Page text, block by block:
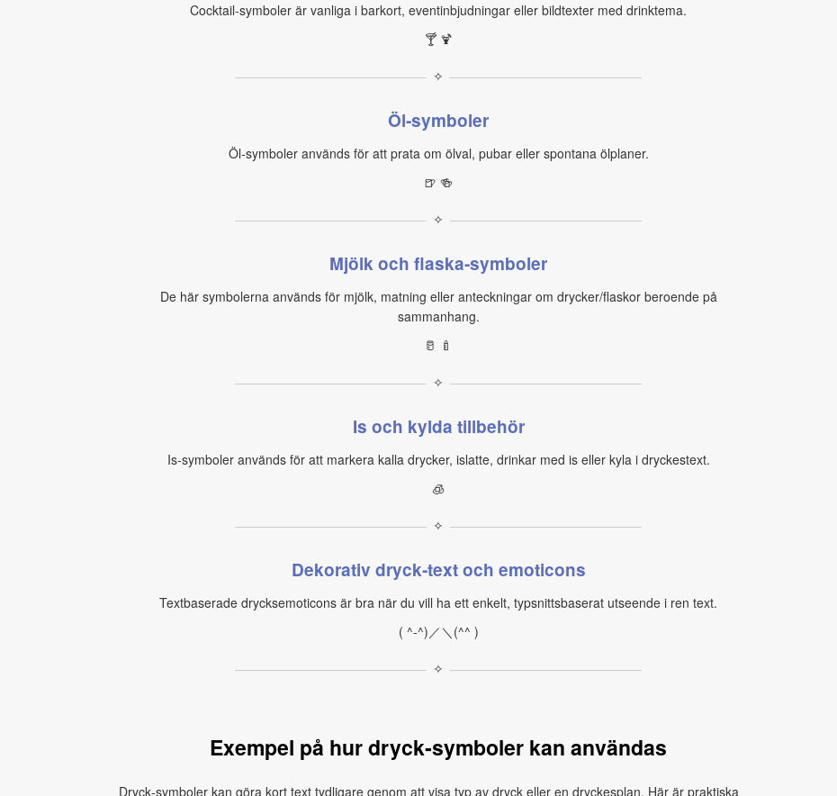
Cocktail‑symboler är vanliga i barkort, eventinbjudningar eller bildtexter med drinktema.
🍸 🍹
✧
Öl‑symboler
Öl‑symboler används för att prata om ölval, pubar eller spontana ölplaner.
🍺 🍻
✧
Mjölk och flaska‑symboler
De här symbolerna används för mjölk, matning eller anteckningar om drycker/flaskor beroende på
sammanhang.
🥛 🍼
✧
Is och kylda tillbehör
Is‑symboler används för att markera kalla drycker, islatte, drinkar med is eller kyla i dryckestext.
🧊
✧
Dekorativ dryck‑text och emoticons
Textbaserade drycksemoticons är bra när du vill ha ett enkelt, typsnittsbaserat utseende i ren text.
( ^-^)／＼(^^ )
✧
Exempel på hur dryck‑symboler kan användas
Dryck‑symboler kan göra kort text tydligare genom att visa typ av dryck eller en dryckesplan. Här är praktiska